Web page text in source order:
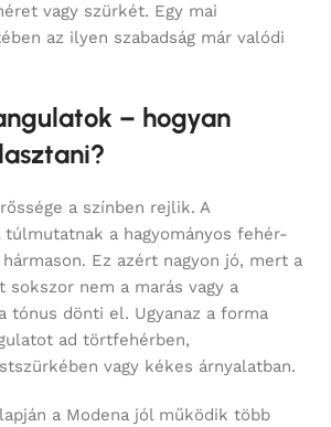
vagy szürkét. Egy mai
az ilyen szabadság már valódi
– hogyan
a színben rejlik. A
a hagyományos fehér-
Ez azért nagyon jó, mert a
sokszor nem a marás vagy a
tónus dönti el. Ugyanaz a forma
ad törtfehérben,
vagy kékes árnyalatban.
a Modena jól működik több